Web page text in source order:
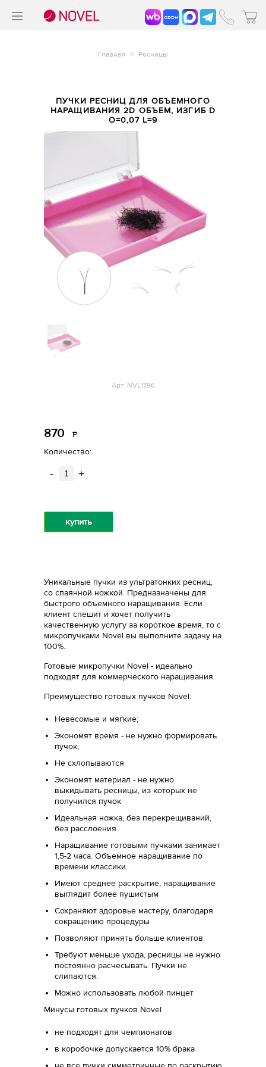
Главная > Ресницы
ПУЧКИ РЕСНИЦ ДЛЯ ОБЪЕМНОГО
НАРАЩИВАНИЯ 2D ОБЪЕМ, ИЗГИБ D
O=0,07 L=9
Арт: NVL1796
870 Р
Количество:
- +
купить
Уникальные пучки из ультратонких ресниц,
со спаянной ножкой. Предназначены для
быстрого объемного наращивания. Если
клиент спешит и хочет получить
качественную услугу за короткое время, то c
микропучками Novel вы выполните задачу на
100%.
Готовые микропучки Novel - идеально
подходят для коммерческого наращивания.
Преимущество готовых пучков Novel:
Невесомые и мягкие;
Экономят время - не нужно формировать
пучок;
Не схлопываются
Экономят материал - не нужно
выкидывать ресницы, из которых не
получился пучок
Идеальная ножка, без перекрещиваний,
без расслоения
Наращивание готовыми пучками занимает
1,5-2 часа. Объемное наращивание по
времени классики.
Имеют среднее раскрытие, наращивание
выглядит более пушистым
Сохраняют здоровье мастеру, благодаря
сокращению процедуры
Позволяют принять больше клиентов
Требуют меньше ухода, ресницы не нужно
постоянно расчесывать. Пучки не
слипаются.
Можно использовать любой пинцет
Минусы готовых пучков Novel
не подходят для чемпионатов
в коробочке допускается 10% брака